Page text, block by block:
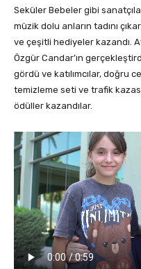
Seküler Bebeler gibi
müzik dolu anların tadını
ve çeşitli hediyeler kazandı.
Özgür Candar’ın
gördü ve katılımcılar, doğru
temizleme seti ve trafik
ödüller kazandılar.